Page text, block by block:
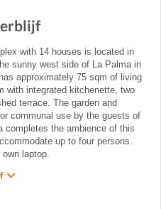
with 14 houses is located in
sunny west side of La Palma in
approximately 75 sqm of living
with integrated kitchenette, two
terrace. The garden and
communal use by the guests of
completes the ambience of this
up to four persons.
own laptop.